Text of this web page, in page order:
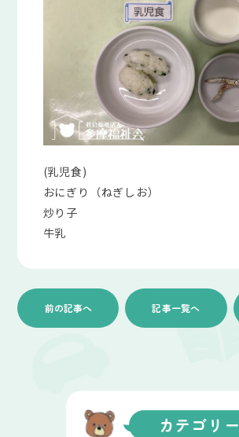
(乳児食)
おにぎり（ねぎしお）
炒り子
牛乳
前の記事へ 記事一覧へ
カテゴリー